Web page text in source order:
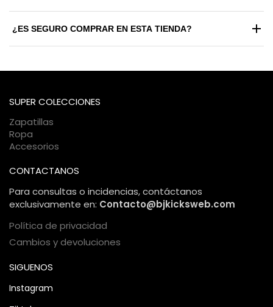
pasa por un control de calidad riguroso antes de ser enviada
para garantizar durabilidad y confort máximo.
correo electrónico con tu número de guía y un enlace de
rastreo en tiempo real para que sepas exactamente dónde
¿ES SEGURO COMPRAR EN ESTA TIENDA?
comercio electrónico, garantizando una compra 100%
SUPER COLECCIONES
Zapatillas
Ropa
Accesorios
CONTACTANOS
Para consultas o incidencias, contáctanos
exclusivamente en: Contacto@bjkicksweb.com
Política de privacidad
Cambios y devoluciones
SIGUENOS
Instagram